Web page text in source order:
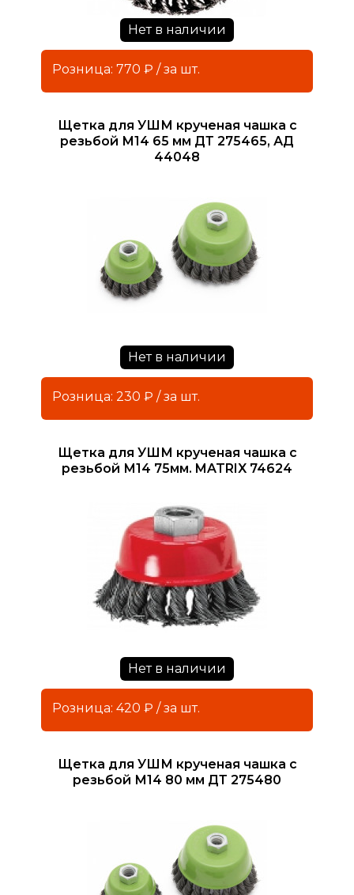
Нет в наличии
Розница: 770 ₽ / за шт.
Щетка для УШМ крученая чашка с
резьбой М14 65 мм ДТ 275465, АД
44048
Нет в наличии
Розница: 230 ₽ / за шт.
Щетка для УШМ крученая чашка с
резьбой М14 75мм. MATRIX 74624
Нет в наличии
Розница: 420 ₽ / за шт.
Щетка для УШМ крученая чашка с
резьбой М14 80 мм ДТ 275480